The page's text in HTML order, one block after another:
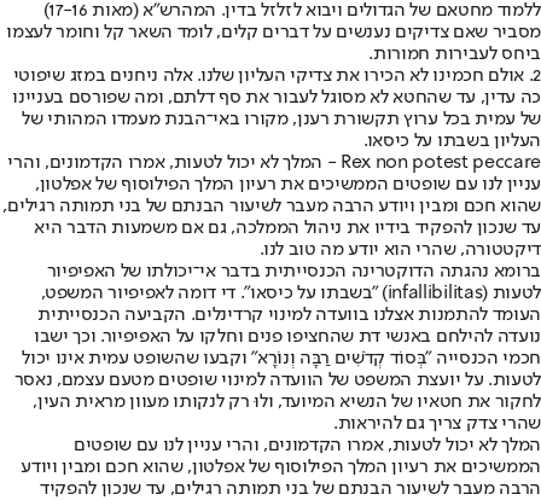
ללמוד מחטאם של הגדולים ויבוא לזלזל בדין. המהרש"א (מאות 17-16)
מסביר שאם צדיקים נענשים על דברים קלים, לומד השאר קל וחומר לעצמו
ביחס לעבירות חמורות.
2. אולם חכמינו לא הכירו את צדיקי העליון שלנו. אלה ניחנים במזג שיפוטי
כה עדין, עד שהחטא לא מסוגל לעבור את סף דלתם, ומה שפורסם בעניינו
של עמית בכל ערוץ תקשורת רענן, מקורו באי־הבנת מעמדו המהותי של
העליון בשבתו על כיסאו.
Rex non potest peccare - המלך לא יכול לטעות, אמרו הקדמונים, והרי
עניין לנו עם שופטים הממשיכים את רעיון המלך הפילוסוף של אפלטון,
שהוא חכם ומבין ויודע הרבה מעבר לשיעור הבנתם של בני תמותה רגילים,
עד שנכון להפקיד בידיו את ניהול הממלכה, גם אם משמעות הדבר היא
דיקטטורה, שהרי הוא יודע מה טוב לנו.
ברומא נהגתה הדוקטרינה הכנסייתית בדבר אי־יכולתו של האפיפיור
לטעות (infallibilitas) "בשבתו על כיסאו". די דומה לאפיפיור המשפט,
העומד להתמנות אצלנו בוועדה למינוי קרדינלים. הקביעה הכנסייתית
נועדה להילחם באנשי דת שהחציפו פנים וחלקו על האפיפיור. וכך ישבו
חכמי הכנסייה "בְּסוֹד קְדֹשִׁים רַבָּה וְנוֹרָא" וקבעו שהשופט עמית אינו יכול
לטעות. על יועצת המשפט של הוועדה למינוי שופטים מטעם עצמם, נאסר
לחקור את חטאיו של הנשיא המיועד, ולוּ רק לנקותו מעוון מראית העין,
שהרי צדק צריך גם להיראות.
המלך לא יכול לטעות, אמרו הקדמונים, והרי עניין לנו עם שופטים
הממשיכים את רעיון המלך הפילוסוף של אפלטון, שהוא חכם ומבין ויודע
הרבה מעבר לשיעור הבנתם של בני תמותה רגילים, עד שנכון להפקיד